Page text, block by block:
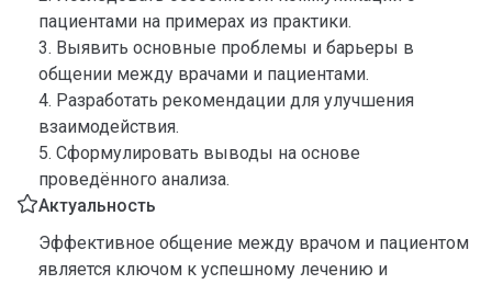
пациентами на примерах из практики.
3. Выявить основные проблемы и барьеры в
общении между врачами и пациентами.
4. Разработать рекомендации для улучшения
взаимодействия.
5. Сформулировать выводы на основе
проведённого анализа.
Актуальность
Эффективное общение между врачом и пациентом
является ключом к успешному лечению и